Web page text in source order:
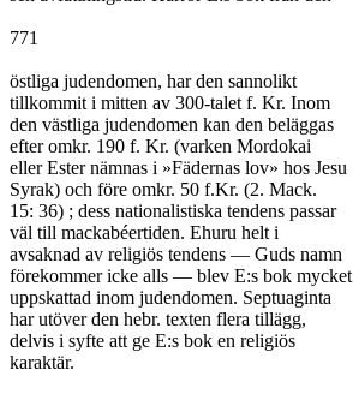
771
östliga judendomen, har den sannolikt
tillkommit i mitten av 300-talet f. Kr. Inom
den västliga judendomen kan den beläggas
efter omkr. 190 f. Kr. (varken Mordokai
eller Ester nämnas i »Fädernas lov» hos Jesu
Syrak) och före omkr. 50 f.Kr. (2. Mack.
15: 36) ; dess nationalistiska tendens passar
väl till mackabéertiden. Ehuru helt i
avsaknad av religiös tendens — Guds namn
förekommer icke alls — blev E:s bok mycket
uppskattad inom judendomen. Septuaginta
har utöver den hebr. texten flera tillägg,
delvis i syfte att ge E:s bok en religiös
karaktär.